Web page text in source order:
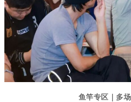
鱼竿专区｜多